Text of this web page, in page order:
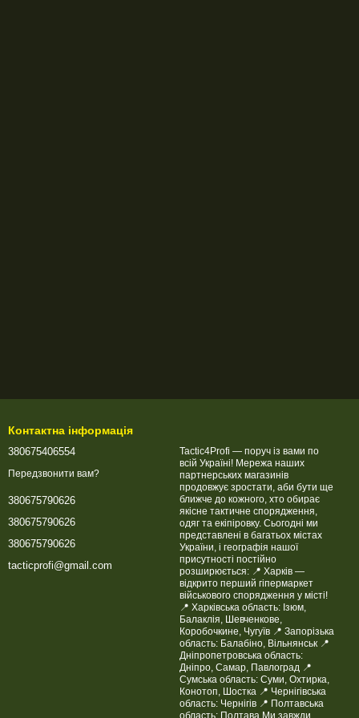
Контактна інформація
380675406554
Передзвонити вам?
380675790626
380675790626
380675790626
tacticprofi@gmail.com
Tactic4Profi — поруч із вами по
всій Україні! Мережа наших
партнерських магазинів
продовжує зростати, аби бути ще
ближче до кожного, хто обирає
якісне тактичне спорядження,
одяг та екіпіровку. Сьогодні ми
представлені в багатьох містах
України, і географія нашої
присутності постійно
розширюється: 📍 Харків —
відкрито перший гіпермаркет
військового спорядження у місті!
📍 Харківська область: Ізюм,
Балаклія, Шевченкове,
Коробочкине, Чугуїв 📍 Запорізька
область: Балабіно, Вільнянськ 📍
Дніпропетровська область:
Дніпро, Самар, Павлоград 📍
Сумська область: Суми, Охтирка,
Конотоп, Шостка 📍 Чернігівська
область: Чернігів 📍 Полтавська